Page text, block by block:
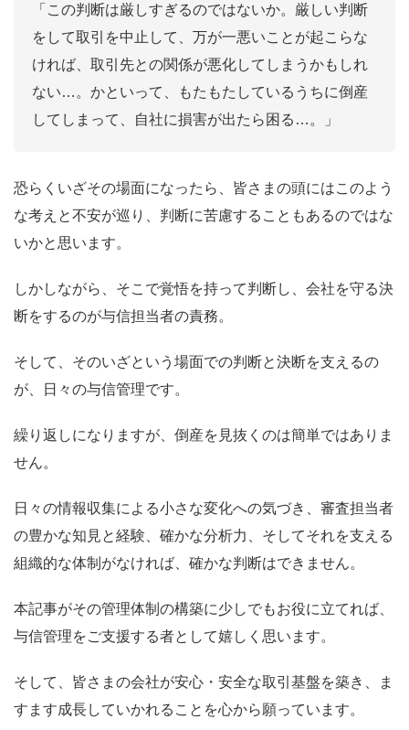
「この判断は厳しすぎるのではないか。厳しい判断
をして取引を中止して、万が一悪いことが起こらな
ければ、取引先との関係が悪化してしまうかもしれ
ない…。かといって、もたもたしているうちに倒産
してしまって、自社に損害が出たら困る…。」
恐らくいざその場面になったら、皆さまの頭にはこのよう
な考えと不安が巡り、判断に苦慮することもあるのではな
いかと思います。
しかしながら、そこで覚悟を持って判断し、会社を守る決
断をするのが与信担当者の責務。
そして、そのいざという場面での判断と決断を支えるの
が、日々の与信管理です。
繰り返しになりますが、倒産を見抜くのは簡単ではありま
せん。
日々の情報収集による小さな変化への気づき、審査担当者
の豊かな知見と経験、確かな分析力、そしてそれを支える
組織的な体制がなければ、確かな判断はできません。
本記事がその管理体制の構築に少しでもお役に立てれば、
与信管理をご支援する者として嬉しく思います。
そして、皆さまの会社が安心・安全な取引基盤を築き、ま
すます成長していかれることを心から願っています。